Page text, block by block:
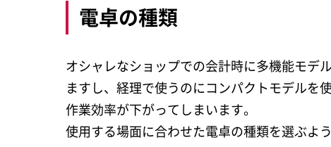
電卓の種類
オシャレなショップでの会計時に多機能モデ
ますし、経理で使うのにコンパクトモデルを
作業効率が下がってしまいます。
使用する場面に合わせた電卓の種類を選ぶよ